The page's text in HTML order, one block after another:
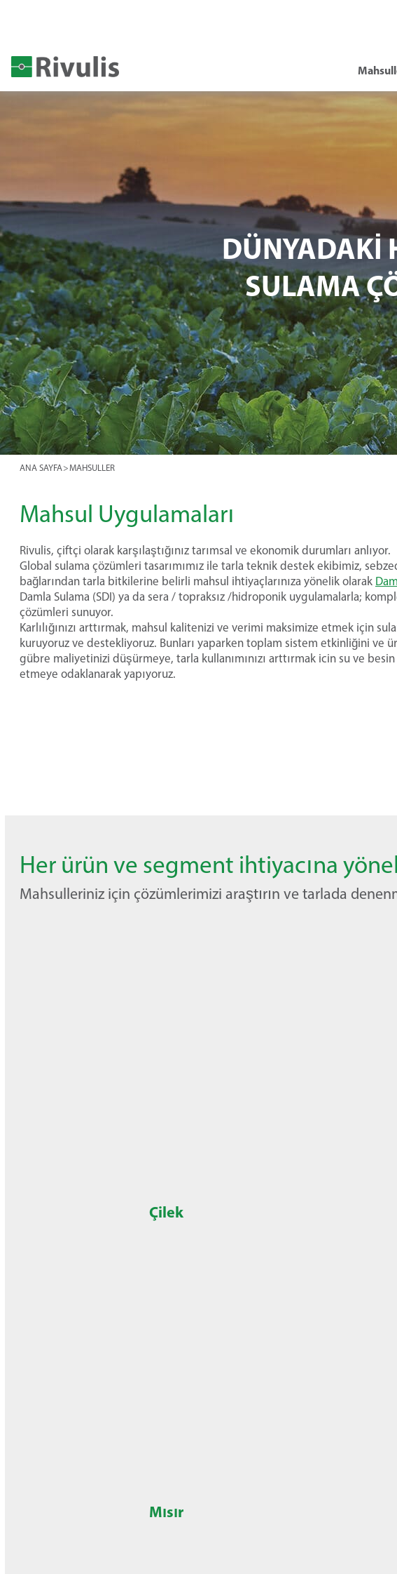
DÜNYADAKİ
SULAMA
ANA SAYFA>MAHSULLER
Mahsul Uygulamaları
Rivulis, çiftçi olarak karşılaştığınız tarımsal ve ekonomik durumları anlıyor.
Global sulama çözümleri tasarımımız ile tarla teknik destek ekibimiz,
bağlarından tarla bitkilerine belirli mahsul ihtiyaçlarınıza yönelik olarak
Damla Sulama (SDI) ya da sera / topraksız /hidroponik uygulamalarla;
çözümleri sunuyor.
Karlılığınızı arttırmak, mahsul kalitenizi ve verimi maksimize etmek için
kuruyoruz ve destekliyoruz. Bunları yaparken toplam sistem etkinliğini ve
gübre maliyetinizi düşürmeye, tarla kullanımınızı arttırmak icin su ve besin
etmeye odaklanarak yapıyoruz.
Her ürün ve segment ihtiyacına
Mahsulleriniz için çözümlerimizi araştırın ve tarlada
Çilek
Mısır